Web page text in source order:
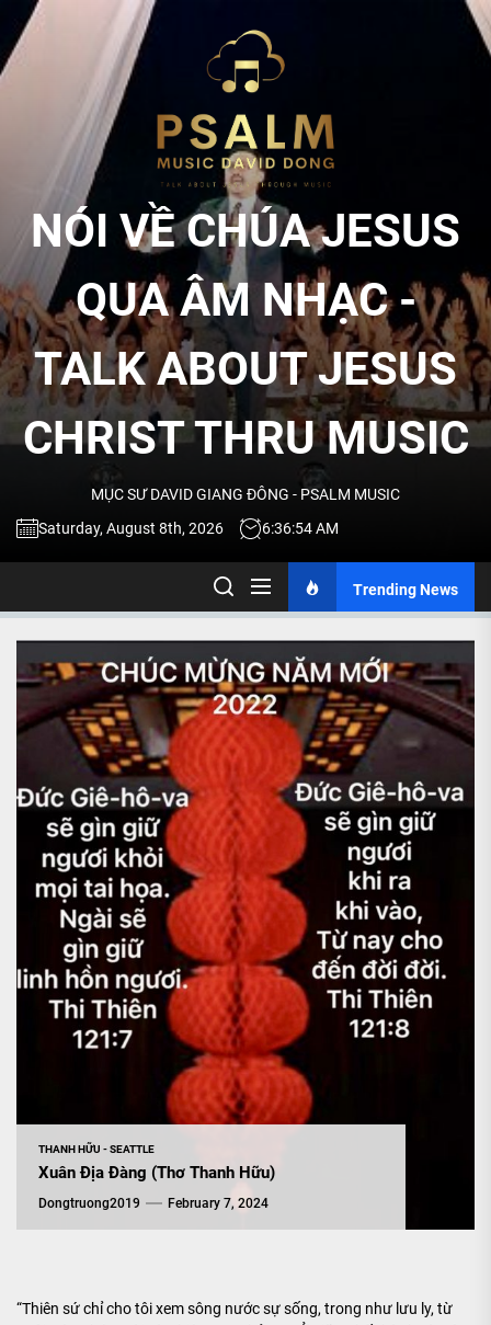
Skip
the
QUA
ÂM
NHẠC
TALK
THRU
NÓI VỀ CHÚA JESUS
QUA ÂM NHẠC -
TALK ABOUT JESUS
CHRIST THRU MUSIC
MỤC SƯ DAVID GIANG ĐÔNG - PSALM MUSIC
Saturday, August 8th, 2026
6:36:55 AM
Trending News
THANH HỮU - SEATTLE
Xuân Địa Đàng (Thơ Thanh Hữu)
Dongtruong2019 February 7, 2024
“Thiên sứ chỉ cho tôi xem sông nước sự sống, trong như lưu ly, từ